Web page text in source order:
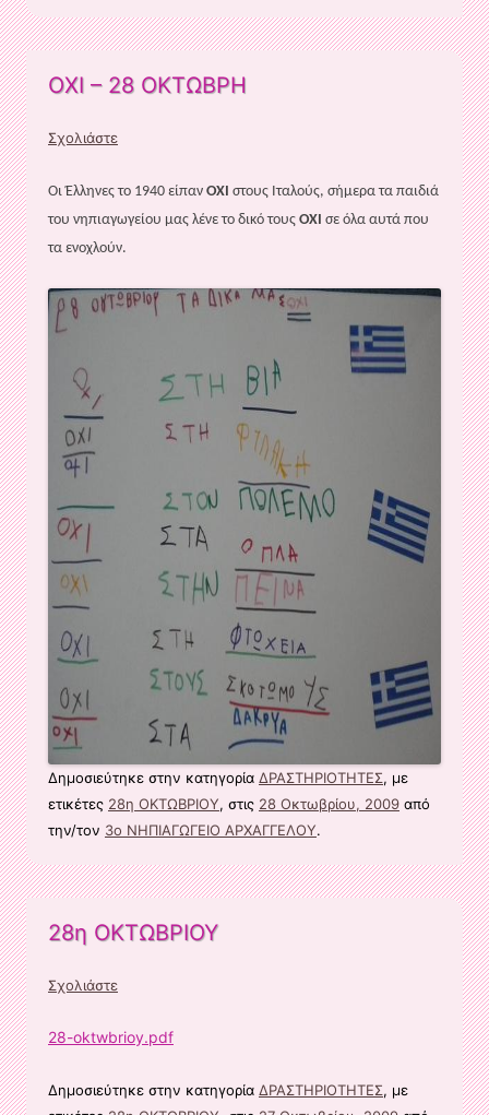
ΟΧΙ – 28 ΟΚΤΩΒΡΗ
Σχολιάστε
Οι Έλληνες το 1940 είπαν ΟΧΙ στους Ιταλούς, σήμερα τα παιδιά
του νηπιαγωγείου μας λένε το δικό τους ΟΧΙ σε όλα αυτά που
τα ενοχλούν.
Δημοσιεύτηκε στην κατηγορία ΔΡΑΣΤΗΡΙΟΤΗΤΕΣ, με
ετικέτες 28η ΟΚΤΩΒΡΙΟΥ, στις 28 Οκτωβρίου, 2009 από
την/τον 3ο ΝΗΠΙΑΓΩΓΕΙΟ ΑΡΧΑΓΓΕΛΟΥ.
28η ΟΚΤΩΒΡΙΟΥ
Σχολιάστε
28-oktwbrioy.pdf
Δημοσιεύτηκε στην κατηγορία ΔΡΑΣΤΗΡΙΟΤΗΤΕΣ, με